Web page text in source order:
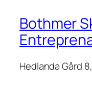
Bothmer
Hedlanda Gård